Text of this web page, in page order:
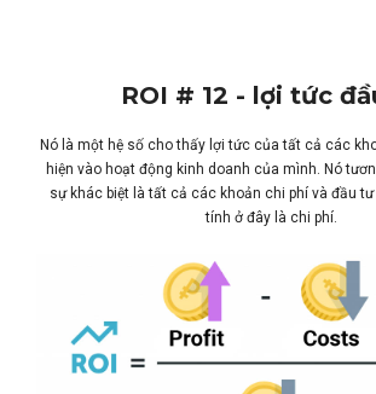
ROI # 12 - lợi tức
Nó là một hệ số cho thấy lợi tức của tất cả các
hiện vào hoạt động kinh doanh của mình. Nó
sự khác biệt là tất cả các khoản chi phí và đầu
tính ở đây là chi phí.